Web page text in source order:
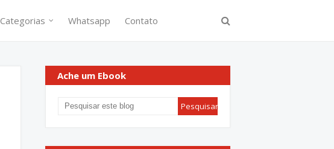
Categorias Whatsapp Contato
Ache um Ebook